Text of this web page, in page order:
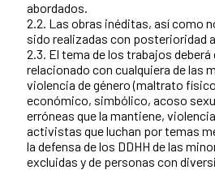
abordados.
2.2. Las obras inéditas, así como
sido realizadas con posterioridad
2.3. El tema de los trabajos
relacionado con cualquiera de las
violencia de género (maltrato
económico, simbólico, acoso
erróneas que la mantiene,
activistas que luchan por temas
la defensa de los DDHH de las
excluidas y de personas con